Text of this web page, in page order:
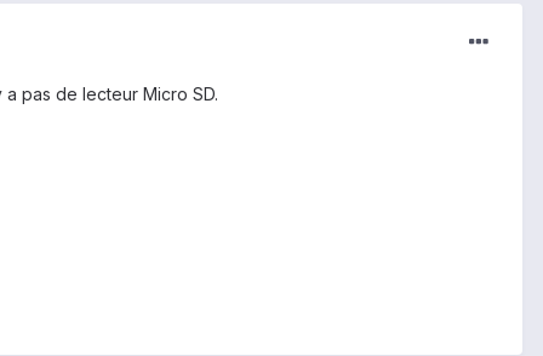
pas de lecteur Micro SD.